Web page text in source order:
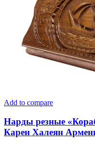
Add to compare
Нарды резные
Карен Халеян